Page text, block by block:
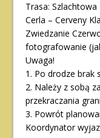
Trasa:
Cerla – Cerveny
Zwiedzanie
fotografowanie
Uwaga!
1. Po drodze brak
2. Należy z sobą
przekraczania
3. Powrót
Koordynator